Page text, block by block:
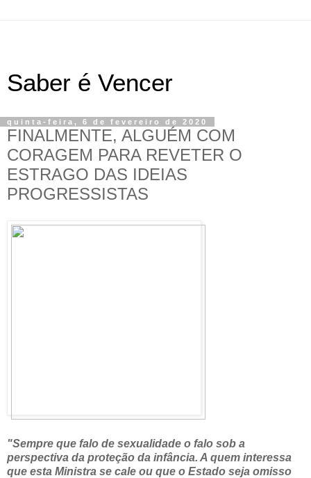
Saber é Vencer
quinta-feira, 6 de fevereiro de 2020
FINALMENTE, ALGUÉM COM
CORAGEM PARA REVETER O
ESTRAGO DAS IDEIAS
PROGRESSISTAS
"Sempre que falo de sexualidade o falo sob a
perspectiva da proteção da infância. A quem interessa
que esta Ministra se cale ou que o Estado seja omisso